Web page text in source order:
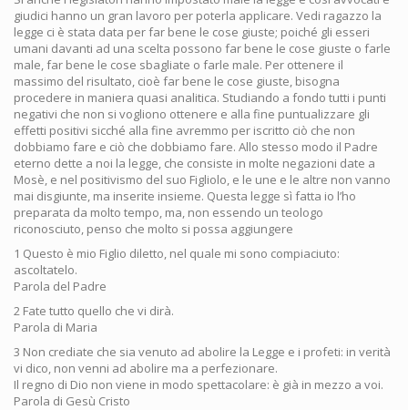
giudici hanno un gran lavoro per poterla applicare. Vedi ragazzo la
legge ci è stata data per far bene le cose giuste; poiché gli esseri
umani davanti ad una scelta possono far bene le cose giuste o farle
male, far bene le cose sbagliate o farle male. Per ottenere il
massimo del risultato, cioè far bene le cose giuste, bisogna
procedere in maniera quasi analitica. Studiando a fondo tutti i punti
negativi che non si vogliono ottenere e alla fine puntualizzare gli
effetti positivi sicché alla fine avremmo per iscritto ciò che non
dobbiamo fare e ciò che dobbiamo fare. Allo stesso modo il Padre
eterno dette a noi la legge, che consiste in molte negazioni date a
Mosè, e nel positivismo del suo Figliolo, e le une e le altre non vanno
mai disgiunte, ma inserite insieme. Questa legge sì fatta io l’ho
preparata da molto tempo, ma, non essendo un teologo
riconosciuto, penso che molto si possa aggiungere
1 Questo è mio Figlio diletto, nel quale mi sono compiaciuto:
ascoltatelo.
Parola del Padre
2 Fate tutto quello che vi dirà.
Parola di Maria
3 Non crediate che sia venuto ad abolire la Legge e i profeti: in verità
vi dico, non venni ad abolire ma a perfezionare.
Il regno di Dio non viene in modo spettacolare: è già in mezzo a voi.
Parola di Gesù Cristo